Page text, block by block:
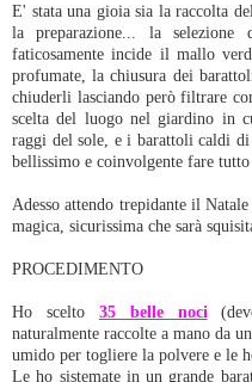
E' stata una gioia sia la raccolta
la preparazione... la
faticosamente incide il mallo
profumate, la chiusura dei
chiuderli lasciando però filtrare
scelta del luogo nel giardino in
raggi del sole, e i barattoli caldi
bellissimo e coinvolgente fare
Adesso attendo trepidante il
magica, sicurissima che sarà
PROCEDIMENTO
Ho scelto 35 belle noci
naturalmente raccolte a mano da
umido per togliere la polvere e le
Le ho sistemate in un grande